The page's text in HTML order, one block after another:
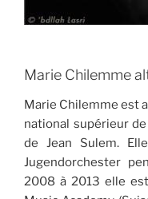
Marie Chilemme
Marie Chilemme est
national supérieur
de Jean Sulem.
Jugendorchester
2008 à 2013 elle